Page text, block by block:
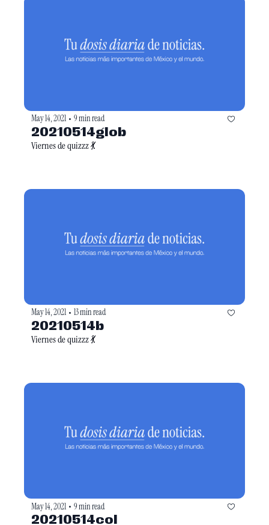
May 14, 2021 • 9 min read
20210514glob
Viernes de quizzz 💃
May 14, 2021 • 13 min read
20210514b
Viernes de quizzz 💃
May 14, 2021 • 9 min read
20210514col